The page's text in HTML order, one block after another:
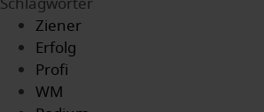
Ziener
Erfolg
Profi
WM